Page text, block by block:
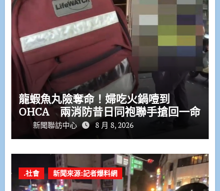
龍蝦魚丸險奪命！婦吃火鍋噎到
OHCA 兩消防昔日同袍聯手搶回一命
新聞聯訪中心 8 月 8, 2026
.社會 新聞來源:記者爆料網